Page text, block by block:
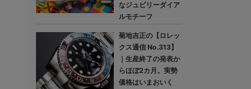
なジュビリーダイア
ルモチーフ
菊地吉正の【ロレッ
クス通信 No.313】
｜生産終了の発表か
らほぼ2カ月。実勢
価格はいまおいく